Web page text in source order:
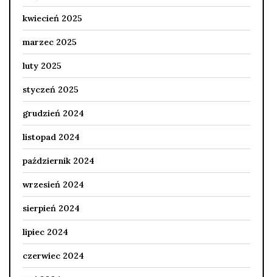
kwiecień 2025
marzec 2025
luty 2025
styczeń 2025
grudzień 2024
listopad 2024
październik 2024
wrzesień 2024
sierpień 2024
lipiec 2024
czerwiec 2024